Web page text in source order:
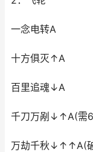
一念电转A
十方俱灭↑A
百里追魂↓A
千刀万剐↓↑A(需
万劫千秋↓↑↑A(